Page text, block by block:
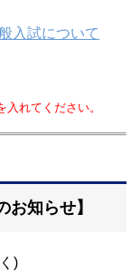
入試について
れてください。
お知らせ】
)